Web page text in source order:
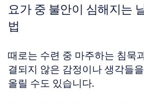
요가 중 불안이 심해지는
법
때로는 수련 중 마주하는 침묵
결되지 않은 감정이나 생각들
올릴 수도 있습니다.